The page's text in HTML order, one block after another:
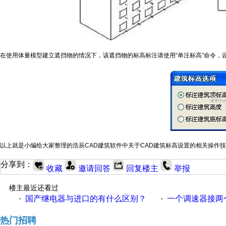
在使用体量模型建立遮挡物的情况下，该遮挡物的标高标注请使用“单注标高”命令，
以上就是小编给大家整理的浩辰CAD建筑软件中关于CAD建筑标高设置的相关操作
分享到： 收藏 邀请回答 回复楼主 举报
楼主最近还看过
·
国产继电器与进口的有什么区别？ · 一个调速器接两个吊扇
热门招聘